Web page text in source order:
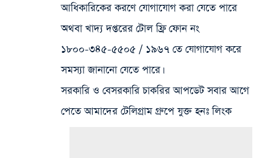
আধিকারিকের করণে যোগাযোগ করা যেতে পারে
অথবা খাদ্য দপ্তরের টোল ফ্রি ফোন নং
১৮০০-৩৪৫-৫৫০৫ / ১৯৬৭ তে যোগাযোগ করে
সমস্যা জানানো যেতে পারে।
সরকারি ও বেসরকারি চাকরির আপডেট সবার আগে
পেতে আমাদের টেলিগ্রাম গ্রুপে যুক্ত হনঃ লিংক